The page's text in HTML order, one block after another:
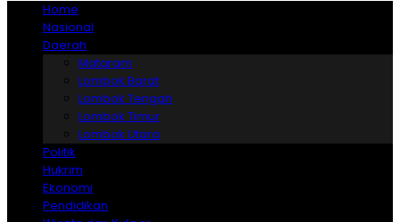
Home
Nasional
Daerah
Mataram
Lombok Barat
Lombok Tengah
Lombok Timur
Lombok Utara
Politik
Hukrim
Ekonomi
Pendidikan